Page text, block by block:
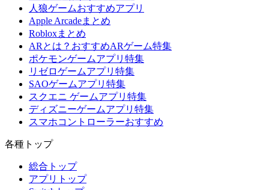
人狼ゲームおすすめアプリ
Apple Arcadeまとめ
Robloxまとめ
ARとは？おすすめARゲーム特集
ポケモンゲームアプリ特集
リゼロゲームアプリ特集
SAOゲームアプリ特集
スクエニ ゲームアプリ特集
ディズニーゲームアプリ特集
スマホコントローラーおすすめ
各種トップ
総合トップ
アプリトップ